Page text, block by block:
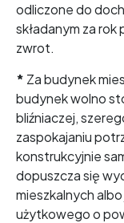
odliczone do
składanym za
zwrot.
* Za budynek
budynek wolno
bliźniaczej,
zaspokajaniu
konstrukcyjnie
dopuszcza się
mieszkalnych
użytkowego o